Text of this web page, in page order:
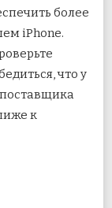
более
iPhone.
что у
к